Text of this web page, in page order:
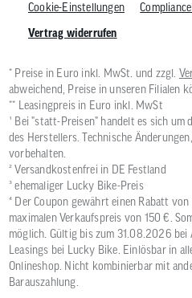
Cookie-Einstellungen
Vertrag widerrufen
* Preise in Euro inkl. MwSt. und zzgl.
abweichend, Preise in unseren Filialen
** Leasingpreis in Euro inkl. MwSt
¹ Bei "statt-Preisen" handelt es sich
des Herstellers. Technische
vorbehalten.
² Versandkostenfrei in DE Festland
³ ehemaliger Lucky Bike-Preis
⁴ Der Coupon gewährt einen Rabatt
maximalen Verkaufspreis von 150 €.
möglich. Gültig bis zum 31.08.2026 bei
Leasings bei Lucky Bike. Einlösbar in
Onlineshop. Nicht kombinierbar mit
Barauszahlung.